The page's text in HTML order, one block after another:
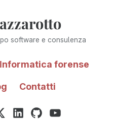
software e consulenza
Informatica forense
Contatti
LinkedInGitHubYouTube